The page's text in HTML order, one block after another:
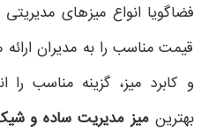
فضاگویا انواع میزهای
قیمت مناسب را به مدیران
و کابرد میز، گزینه مناسب
بهترین میز مدیریت ساده و